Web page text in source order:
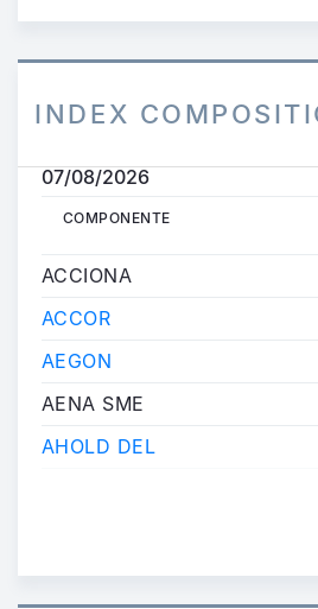
INDEX
07/08/2026
COMPONENTE
ACCIONA
ACCOR
AEGON
AENA SME
AHOLD DEL